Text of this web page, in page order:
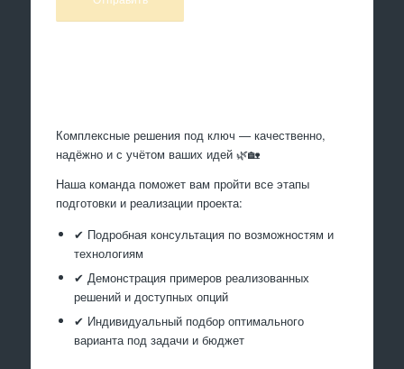
Комплексные решения под ключ — качественно,
надёжно и с учётом ваших идей 🌿🏡
Наша команда поможет вам пройти все этапы
подготовки и реализации проекта:
✔ Подробная консультация по возможностям и
технологиям
✔ Демонстрация примеров реализованных
решений и доступных опций
✔ Индивидуальный подбор оптимального
варианта под задачи и бюджет